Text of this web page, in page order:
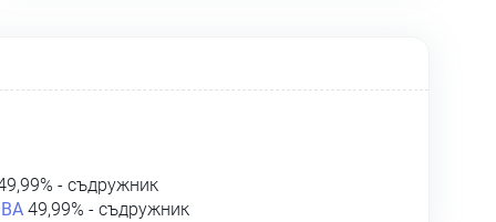
- съдружник
49,99% - съдружник